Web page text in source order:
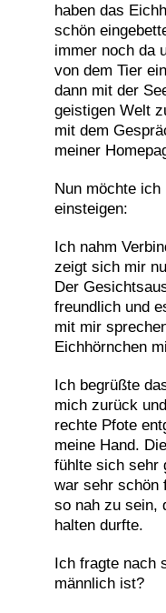
haben das
schön
immer noch da
von dem Tier
dann mit der
geistigen Welt
mit dem
meiner
Nun möchte
einsteigen:
Ich nahm
zeigt sich mir
Der
freundlich und
mit mir
Eichhörnchen
Ich begrüßte
mich zurück
rechte Pfote
meine Hand.
fühlte sich sehr
war sehr schön
so nah zu sein,
halten durfte.
Ich fragte nach
männlich ist?